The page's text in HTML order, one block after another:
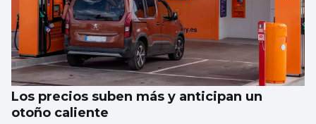
Los siniestros mortales, casi el doble que
en 2025 en Vigo y provincia
Los precios suben más y anticipan un
otoño caliente